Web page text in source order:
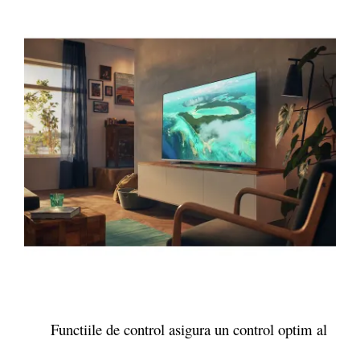
Functiile de control asigura un control optim al